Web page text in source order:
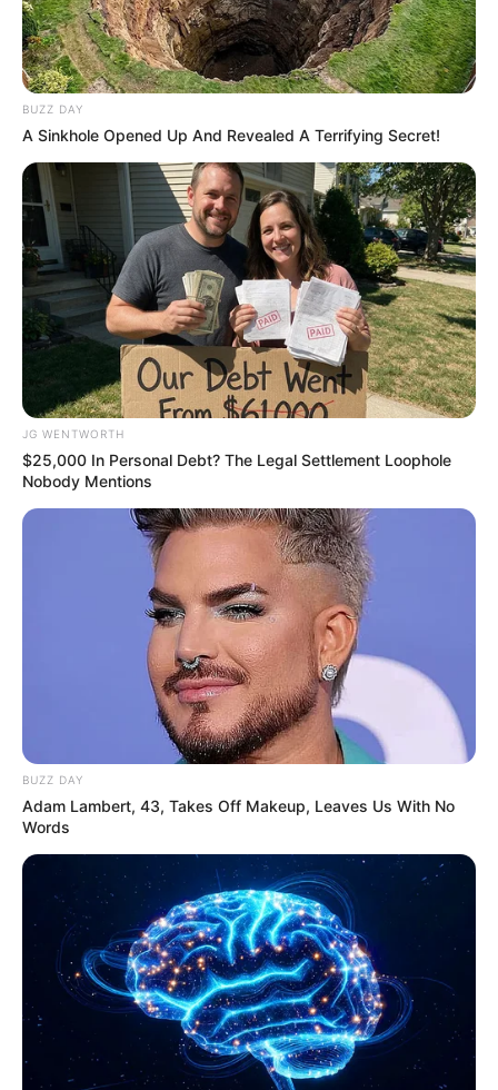
4x Stronger Than Viagra! This To Perform Better
MEDVI
90s Hair Trends That Screamed "Please Don't Try"
6 Best '90s Action Movies To Watch Today
BRAINBERRIES
BUZZ DAY
A Sinkhole Opened Up And Revealed A Terrifying Secret!
JG WENTWORTH
$25,000 In Personal Debt? The Legal Settlement Loophole
Nobody Mentions
BUZZ DAY
Adam Lambert, 43, Takes Off Makeup, Leaves Us With No
Words